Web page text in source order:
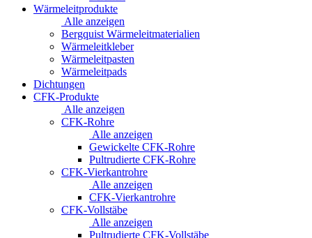
Wärmeleitprodukte
Alle anzeigen
Bergquist Wärmeleitmaterialien
Wärmeleitkleber
Wärmeleitpasten
Wärmeleitpads
Dichtungen
CFK-Produkte
Alle anzeigen
CFK-Rohre
Alle anzeigen
Gewickelte CFK-Rohre
Pultrudierte CFK-Rohre
CFK-Vierkantrohre
Alle anzeigen
CFK-Vierkantrohre
CFK-Vollstäbe
Alle anzeigen
Pultrudierte CFK-Vollstäbe